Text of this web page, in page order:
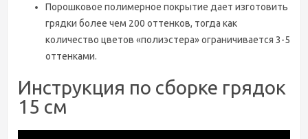
Порошковое полимерное покрытие дает изготовить
грядки более чем 200 оттенков, тогда как
количество цветов «полиэстера» ограничивается 3-5
оттенками.
Инструкция по сборке грядок
15 см